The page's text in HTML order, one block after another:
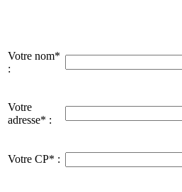
Votre nom*
:
Votre
adresse* :
Votre CP* :